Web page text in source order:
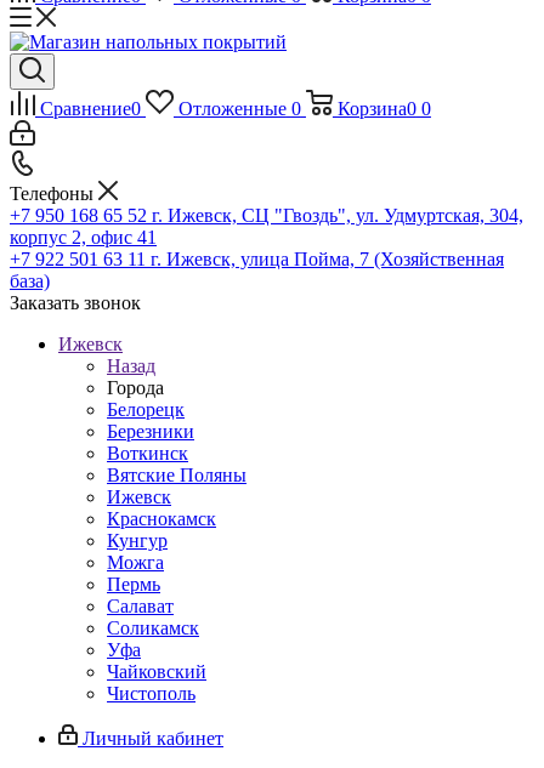
Сравнение0 Отложенные 0 Корзина0 0
Телефоны
+7 950 168 65 52 г. Ижевск, СЦ "Гвоздь", ул. Удмуртская, 304,
корпус 2, офис 41
+7 922 501 63 11 г. Ижевск, улица Пойма, 7 (Хозяйственная
база)
Заказать звонок
Ижевск
Назад
Города
Белорецк
Березники
Воткинск
Вятские Поляны
Ижевск
Краснокамск
Кунгур
Можга
Пермь
Салават
Соликамск
Уфа
Чайковский
Чистополь
Личный кабинет